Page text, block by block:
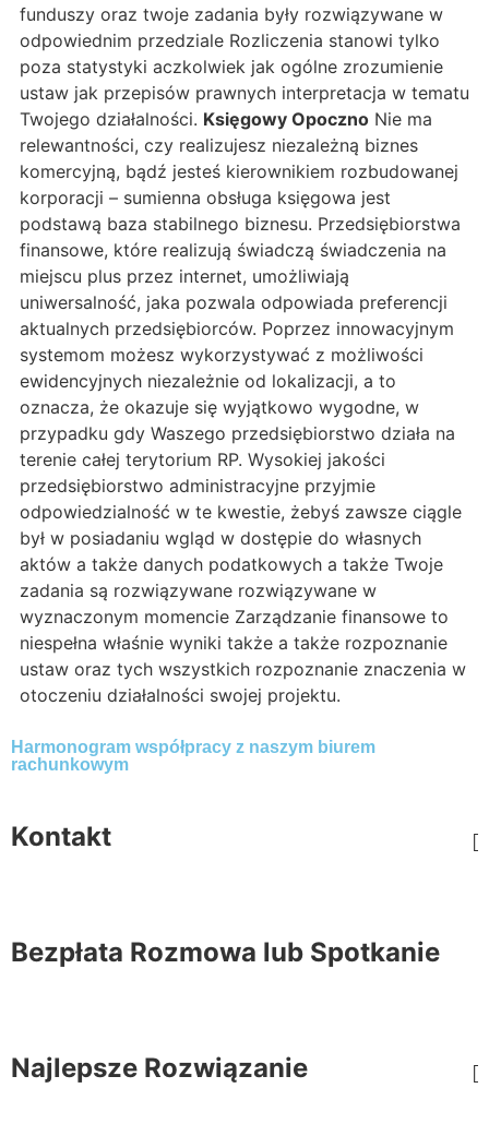
funduszy oraz twoje zadania były rozwiązywane w
odpowiednim przedziale Rozliczenia stanowi tylko
poza statystyki aczkolwiek jak ogólne zrozumienie
ustaw jak przepisów prawnych interpretacja w tematu
Twojego działalności. Księgowy Opoczno Nie ma
relewantności, czy realizujesz niezależną biznes
komercyjną, bądź jesteś kierownikiem rozbudowanej
korporacji – sumienna obsługa księgowa jest
podstawą baza stabilnego biznesu. Przedsiębiorstwa
finansowe, które realizują świadczą świadczenia na
miejscu plus przez internet, umożliwiają
uniwersalność, jaka pozwala odpowiada preferencji
aktualnych przedsiębiorców. Poprzez innowacyjnym
systemom możesz wykorzystywać z możliwości
ewidencyjnych niezależnie od lokalizacji, a to
oznacza, że okazuje się wyjątkowo wygodne, w
przypadku gdy Waszego przedsiębiorstwo działa na
terenie całej terytorium RP. Wysokiej jakości
przedsiębiorstwo administracyjne przyjmie
odpowiedzialność w te kwestie, żebyś zawsze ciągle
był w posiadaniu wgląd w dostępie do własnych
aktów a także danych podatkowych a także Twoje
zadania są rozwiązywane rozwiązywane w
wyznaczonym momencie Zarządzanie finansowe to
niespełna właśnie wyniki także a także rozpoznanie
ustaw oraz tych wszystkich rozpoznanie znaczenia w
otoczeniu działalności swojej projektu.
Harmonogram współpracy z naszym biurem
rachunkowym
Kontakt
Bezpłata Rozmowa lub Spotkanie
Najlepsze Rozwiązanie